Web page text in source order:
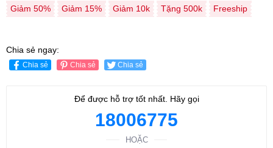
Giảm 50% Giảm 15% Giảm 10k Tặng 500k Freeship
Chia sẻ ngay:
Chia sẻ Chia sẻ Chia sẻ
Để được hỗ trợ tốt nhất. Hãy gọi
18006775
HOẶC